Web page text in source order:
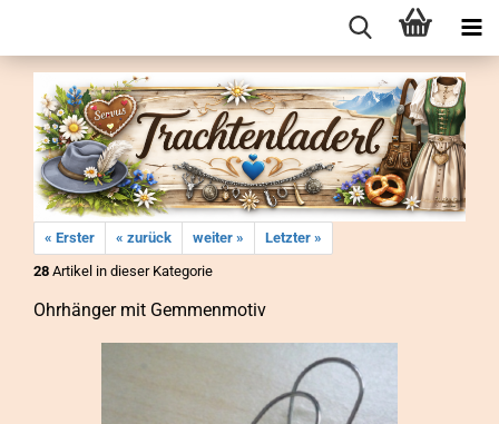
« Erster « zurück weiter »
Letzter »
28 Artikel in dieser Kategorie
Ohr­hän­ger mit Gemmen­mo­tiv